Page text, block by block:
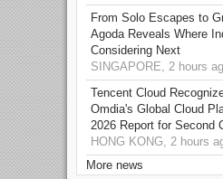
From Solo Escapes to
Agoda Reveals Where
Considering Next
SINGAPORE, 2 hours
Tencent Cloud
Omdia's Global Cloud
2026 Report for Second
HONG KONG, 2 hours
More news